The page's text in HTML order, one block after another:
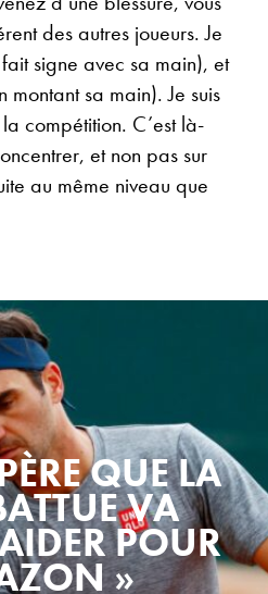
des autres joueurs. Je
signe avec sa main), et
montant sa main). Je suis
compétition. C’est là-
et non pas sur
au même niveau que
QUE LA
VA
POUR
»